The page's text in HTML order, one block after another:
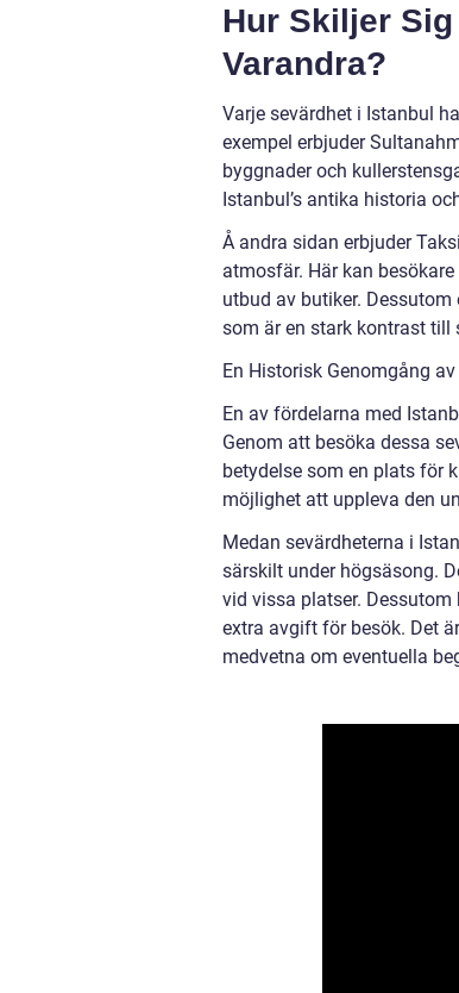
Hur Skiljer
Varandra?
Varje sevärdhet i Istanbul
exempel erbjuder
byggnader och
Istanbul’s antika historia
Å andra sidan erbjuder
atmosfär. Här kan
utbud av butiker.
som är en stark kontrast till
En Historisk Genomgång
En av fördelarna med
Genom att besöka dessa
betydelse som en plats för
möjlighet att uppleva den
Medan sevärdheterna i
särskilt under högsäsong.
vid vissa platser. Dessutom
extra avgift för besök. Det
medvetna om eventuella